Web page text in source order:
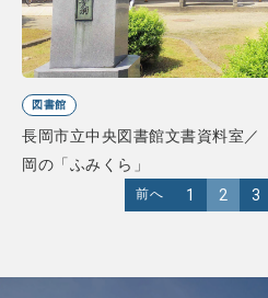
図書館
長岡市立中央図書館文書資料室／
岡の「ふみくら」
前へ 1 2 3